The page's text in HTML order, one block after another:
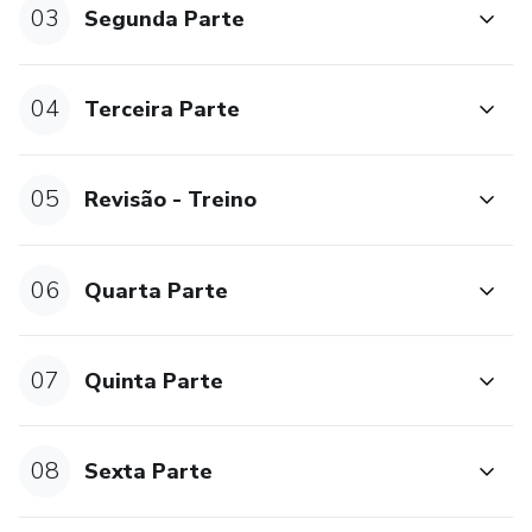
03 Segunda Parte
04 Terceira Parte
05 Revisão - Treino
06 Quarta Parte
07 Quinta Parte
08 Sexta Parte